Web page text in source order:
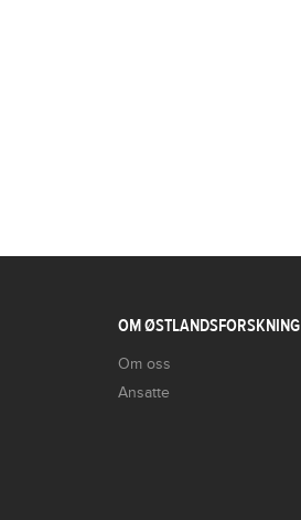
OM ØSTLANDSFORSKNING
Om oss
Ansatte